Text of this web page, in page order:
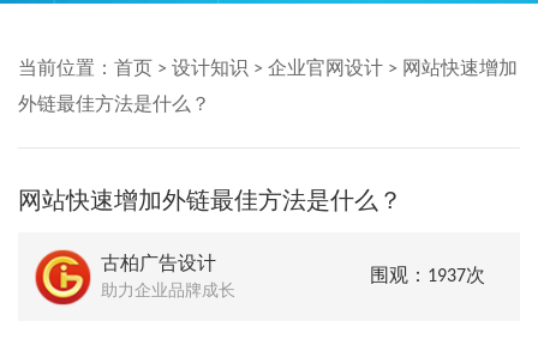
当前位置： 首页 > 设计知识 > 企业官网设计 > 网站快速增加
外链最佳方法是什么？
网站快速增加外链最佳方法是什么？
古柏广告设计
助力企业品牌成长
围观：1937次